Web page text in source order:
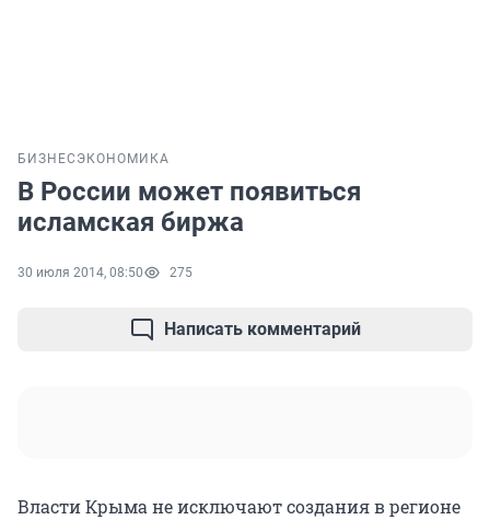
БИЗНЕС ЭКОНОМИКА
В России может появиться
исламская биржа
30 июля 2014, 08:50 275
Написать комментарий
Власти Крыма не исключают создания в регионе